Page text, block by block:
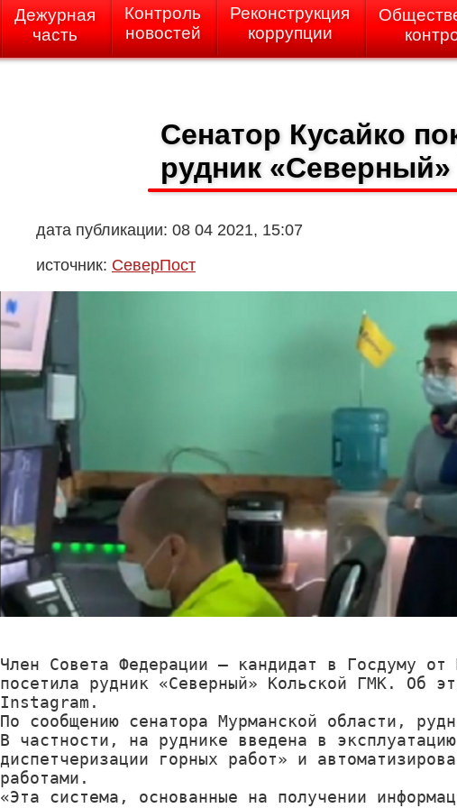
Дежурная
часть
Контроль
новостей
Реконструкция
коррупции
Сенатор Кусайко
рудник
дата публикации: 08 04 2021, 15:07
источник: СеверПост
Член Совета Федерации – кандидат в Госдуму от
посетила рудник «Северный» Кольской ГМК. Об
Instagram.
По сообщению cенатора Мурманской области,
В частности, на руднике введена в
диспетчеризации горных работ» и
работами.
«Эта система, основанные на получении